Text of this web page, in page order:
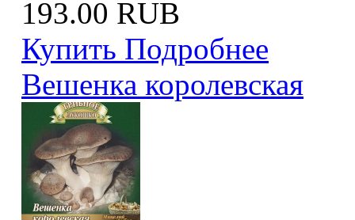
193.00 RUB
Купить Подробнее
Вешенка королевская